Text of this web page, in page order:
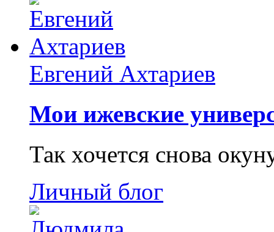
Евгений Ахтариев
Мои ижевские
Так хочется снова
Личный блог